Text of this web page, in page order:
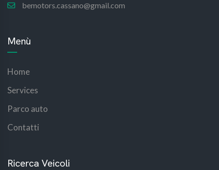
bemotors.cassano@gmail.com
Menù
Home
Services
Parco auto
Contatti
Ricerca Veicoli